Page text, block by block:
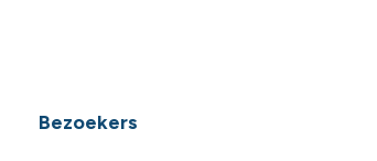
Bezoekers